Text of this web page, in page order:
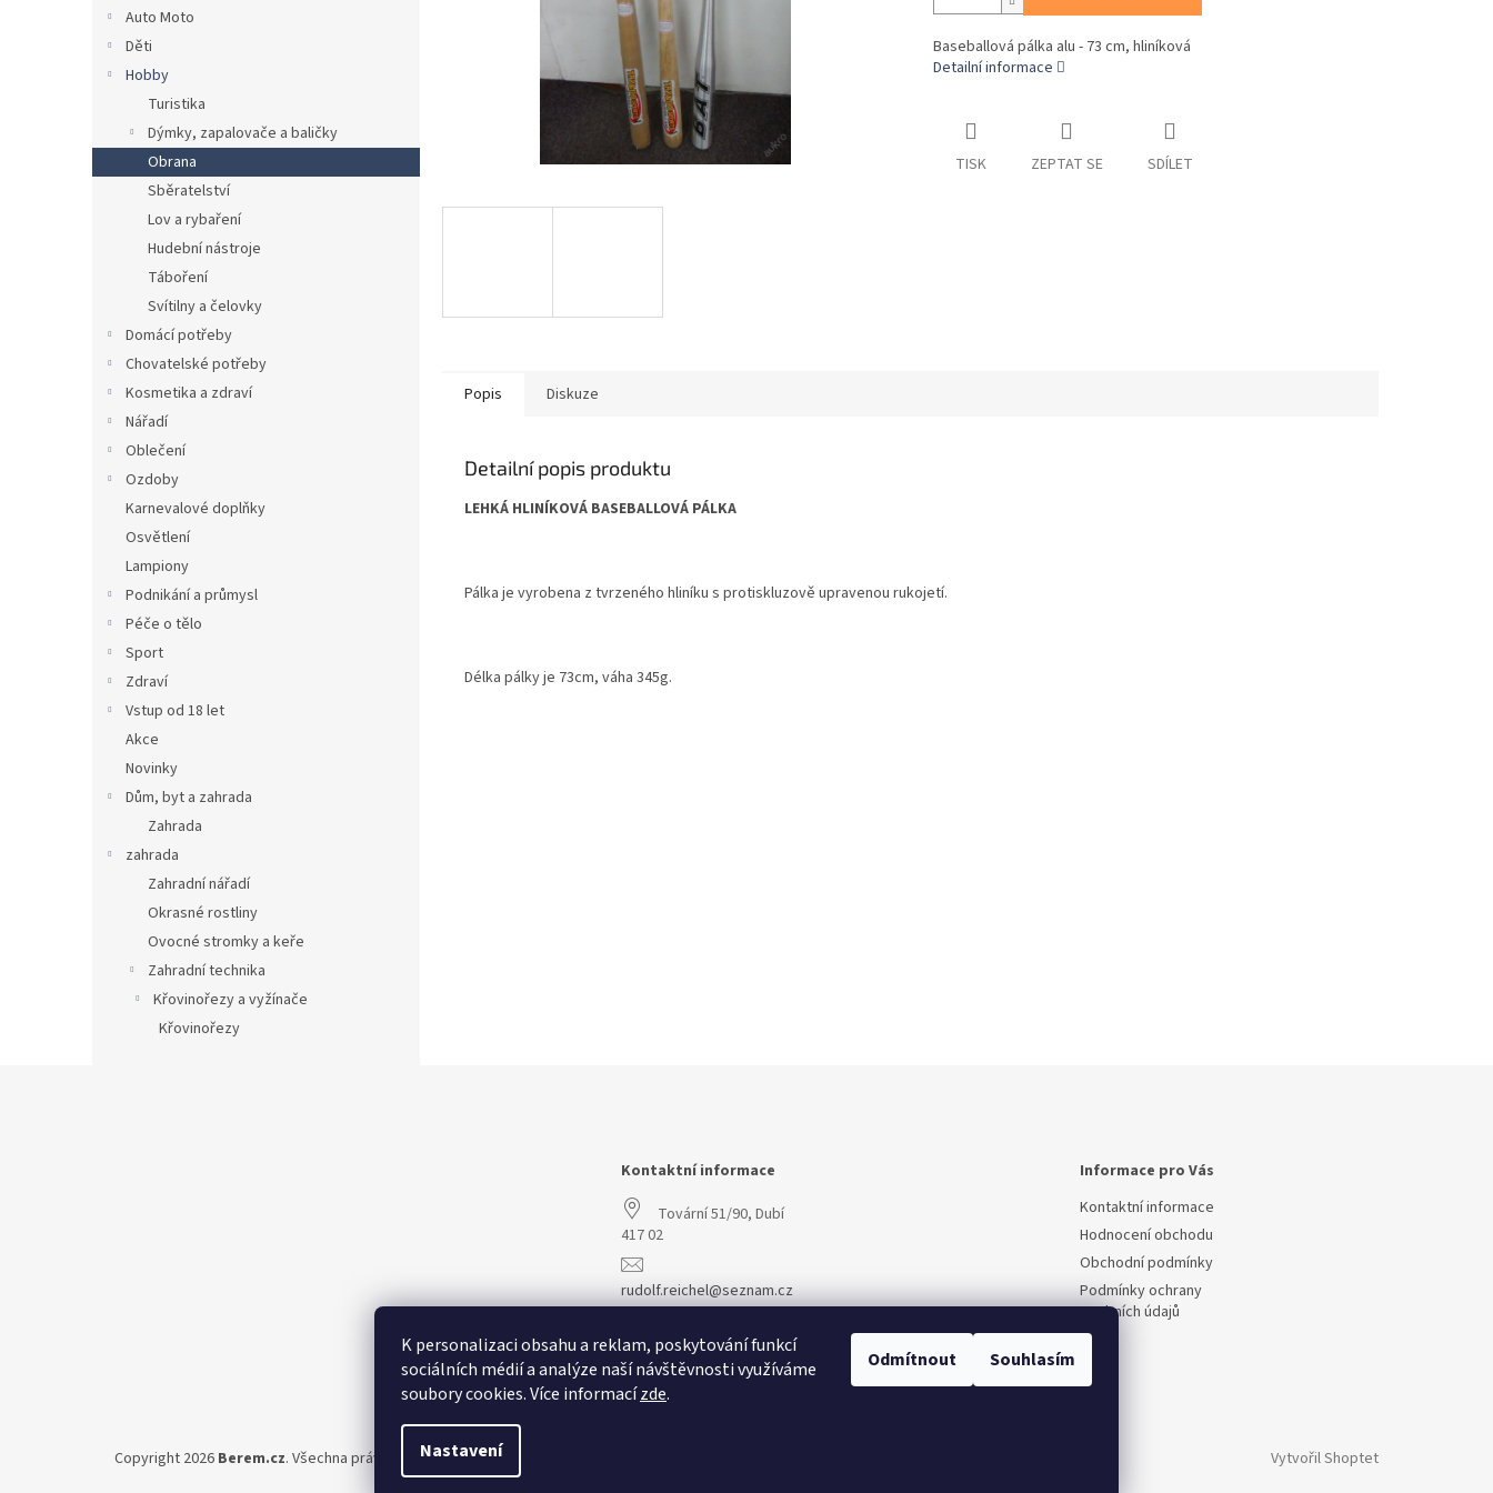
K personalizaci obsahu a reklam, poskytování funkcí
sociálních médií a analýze naší návštěvnosti využíváme
soubory cookies. Více informacízde.
Nastavení
Odmítnout Souhlasím
Auto Moto
Děti
Hobby
Turistika
Dýmky, zapalovače a baličky
Obrana
Sběratelství
Lov a rybaření
Hudební nástroje
Táboření
Svítilny a čelovky
Domácí potřeby
Chovatelské potřeby
Kosmetika a zdraví
Nářadí
Oblečení
Ozdoby
Karnevalové doplňky
Osvětlení
Lampiony
Podnikání a průmysl
Péče o tělo
Sport
Zdraví
Vstup od 18 let
Akce
Novinky
Dům, byt a zahrada
Zahrada
zahrada
Zahradní nářadí
Okrasné rostliny
Ovocné stromky a keře
Zahradní technika
Křovinořezy a vyžínače
Křovinořezy
Baseballová pálka alu - 73 cm, hliníková
Detailní informace
TISK ZEPTAT SE SDÍLET
Popis Diskuze
Detailní popis produktu
LEHKÁ HLINÍKOVÁ BASEBALLOVÁ PÁLKA
Pálka je vyrobena z tvrzeného hliníku s protiskluzově upravenou rukojetí.
Délka pálky je 73cm, váha 345g.
Kontaktní informace
Tovární 51/90, Dubí
417 02
rudolf.reichel@seznam.cz
Informace pro Vás
Kontaktní informace
Hodnocení obchodu
Obchodní podmínky
Podmínky ochrany
osobních údajů
Vytvořil Shoptet
Copyright 2026 Berem.cz. Všechna práva vyhrazena.Upravit nastavení cookies